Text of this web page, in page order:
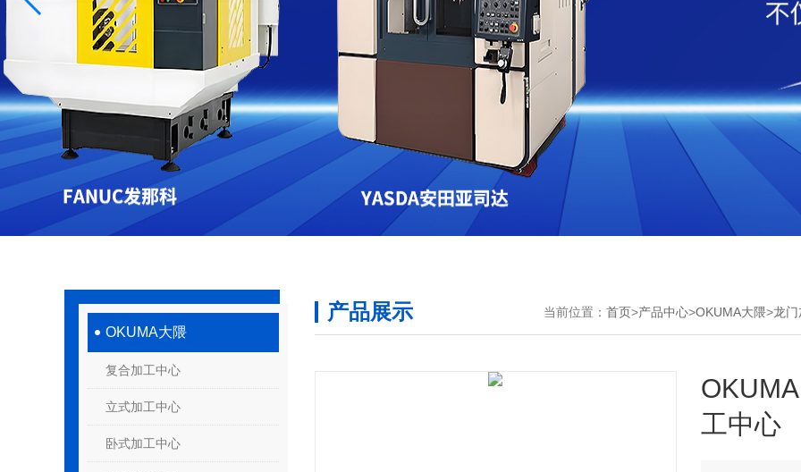
OKUMA大隈
复合加工中心
立式加工中心
卧式加工中心
产品展示 当前位置： 首页>产品中心>OKUMA大隈>龙门
工中心